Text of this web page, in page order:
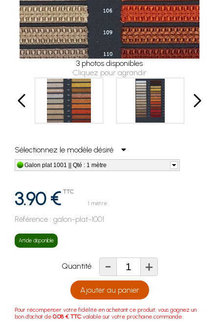
3 photos disponibles
Cliquez pour agrandir
Sélectionnez le modèle désiré
Galon plat 1001 || Qté : 1 mètre
3.90 € TTC
1 mètre
Référence : galon-plat-1001
Article disponible
Quantité - +
Ajouter au panier
Pour récompenser votre fidélité en achetant ce produit, vous gagnez un
bon d'achat de 0.08 € TTC valable sur votre prochaine commande.